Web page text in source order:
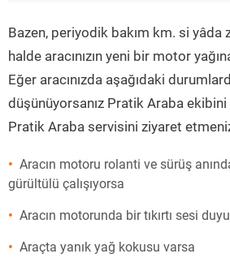
Bazen, periyodik bakım km. si yâda
halde aracınızın yeni bir motor
Eğer aracınızda aşağıdaki
düşünüyorsanız Pratik Araba ekibini
Pratik Araba servisini ziyaret
Aracın motoru rolanti ve sürüş
gürültülü çalışıyorsa
Aracın motorunda bir tıkırtı sesi
Araçta yanık yağ kokusu varsa